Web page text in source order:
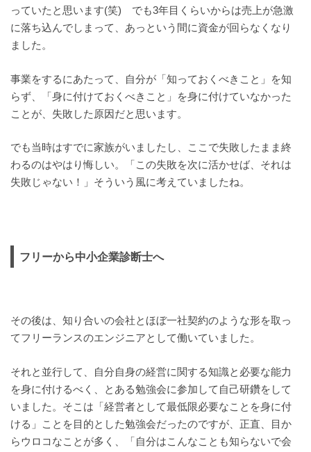
っていたと思います(笑) でも3年目くらいからは売上が急激
に落ち込んでしまって、あっという間に資金が回らなくなり
ました。
事業をするにあたって、自分が「知っておくべきこと」を知
らず、「身に付けておくべきこと」を身に付けていなかった
ことが、失敗した原因だと思います。
でも当時はすでに家族がいましたし、ここで失敗したまま終
わるのはやはり悔しい。「この失敗を次に活かせば、それは
失敗じゃない！」そういう風に考えていましたね。
フリーから中小企業診断士へ
その後は、知り合いの会社とほぼ一社契約のような形を取っ
てフリーランスのエンジニアとして働いていました。
それと並行して、自分自身の経営に関する知識と必要な能力
を身に付けるべく、とある勉強会に参加して自己研鑽をして
いました。そこは「経営者として最低限必要なことを身に付
ける」ことを目的とした勉強会だったのですが、正直、目か
らウロコなことが多く、「自分はこんなことも知らないで会